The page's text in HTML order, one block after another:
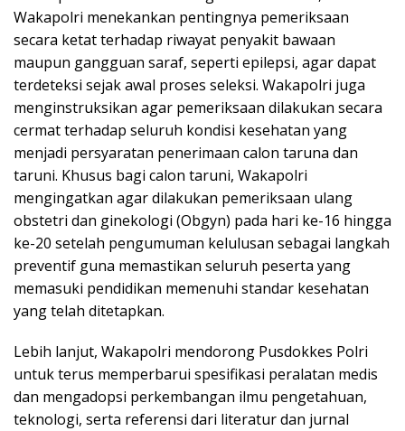
Wakapolri menekankan pentingnya pemeriksaan
secara ketat terhadap riwayat penyakit bawaan
maupun gangguan saraf, seperti epilepsi, agar dapat
terdeteksi sejak awal proses seleksi. Wakapolri juga
menginstruksikan agar pemeriksaan dilakukan secara
cermat terhadap seluruh kondisi kesehatan yang
menjadi persyaratan penerimaan calon taruna dan
taruni. Khusus bagi calon taruni, Wakapolri
mengingatkan agar dilakukan pemeriksaan ulang
obstetri dan ginekologi (Obgyn) pada hari ke-16 hingga
ke-20 setelah pengumuman kelulusan sebagai langkah
preventif guna memastikan seluruh peserta yang
memasuki pendidikan memenuhi standar kesehatan
yang telah ditetapkan.
Lebih lanjut, Wakapolri mendorong Pusdokkes Polri
untuk terus memperbarui spesifikasi peralatan medis
dan mengadopsi perkembangan ilmu pengetahuan,
teknologi, serta referensi dari literatur dan jurnal